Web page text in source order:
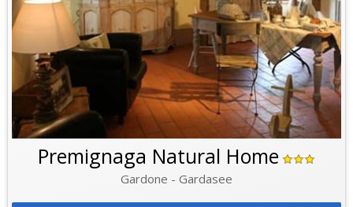
Premignaga Natural Home
Gardone - Gardasee